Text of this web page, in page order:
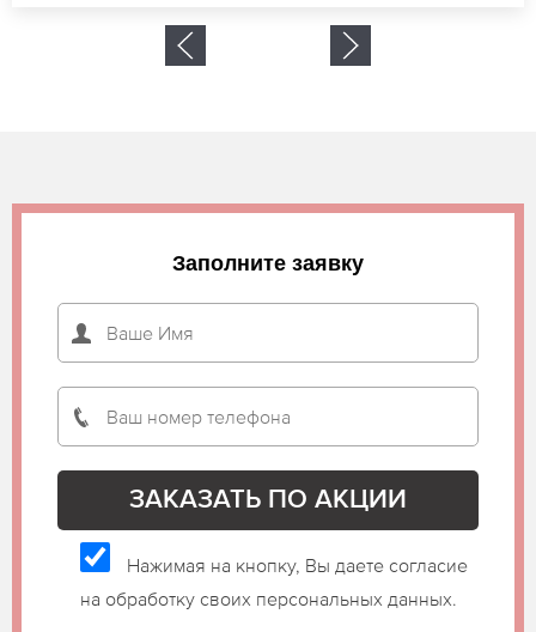
Заполните заявку
Нажимая на кнопку, Вы даете согласие
на обработку своих персональных данных.